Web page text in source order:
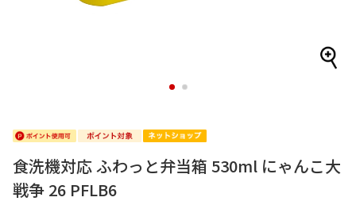
1 2
食洗機対応 ふわっと弁当箱 530ml にゃんこ大
戦争 26 PFLB6